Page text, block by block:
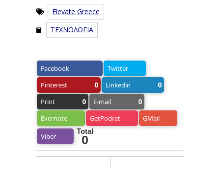
Elevate Greece
ΤΕΧΝΟΛΟΓΙΑ
Facebook
Twitter
Pinterest
0 Linkedin 0
Print 0 E-mail 0
Evernote GetPocket GMail
Viber
Total
0